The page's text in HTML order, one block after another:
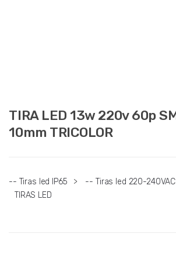
TIRA LED 13w 220v 60p
10mm TRICOLOR
-- Tiras led IP65 > -- Tiras led 220-240VAC
TIRAS LED